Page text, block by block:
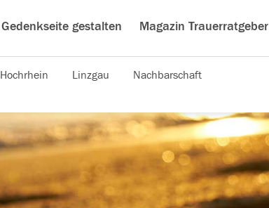
Gedenkseite gestalten Magazin Trauerratgeber
Hochrhein Linzgau Nachbarschaft